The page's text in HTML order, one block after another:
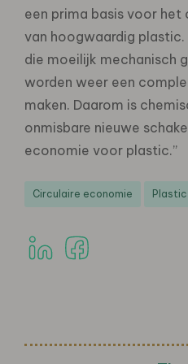
een prima basis voor het
van hoogwaardig plastic.
die moeilijk mechanisch
worden weer een
maken. Daarom is
onmisbare nieuwe
economie voor plastic.”
Circulaire economie